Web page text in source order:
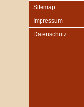
Sitemap
Impressum
Datenschutz